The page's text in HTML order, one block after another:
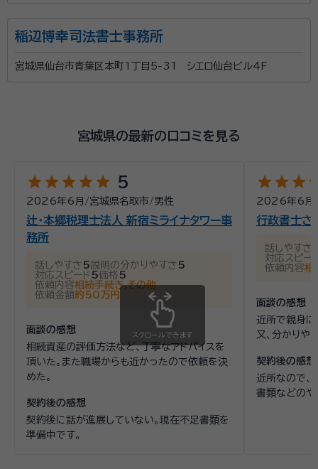
川漁業協同組合理事、仙台法務局古川支局（登記相談員、土地の所有者不
る業務、供託や公証関係に関するものから、人権擁護に
ただく際に心掛けていること ・じっくりお話を伺います
・専門用語ではなく「わかりやすい言葉」で対応いたしま
す ・お手続きに付随する業務整理等、ご納得いただける
お手続きをサポートいたします ■対応エリア 宮城県、岩
手県南、秋田県湯沢市周辺、山形県新庄周辺・最上地方
初回相談、2回目以降も相談料はいただきません。 電話
でのご相談も可能ですので、どうぞお気軽にお問い合
資格等：司法書士、行政書士 / 行政書士
所属団体： 宮城県司法書士会
稲辺博幸司法書士事務所
宮城県仙台市青葉区本町1丁目5-31 シエロ仙台ビル4F
宮城県の最新の口コミを見る
starstarstarstarstar 5
2026年6月 /宮城県名取市/男性
辻・本郷税理士法人 新宿ミライナタワー事
務所
話しやすさ 5説明の分かりやすさ 5
対応スピード 5価格 5
依頼内容相続手続き,その他
依頼金額約50万円
面談の感想
相続資産の評価方法など、丁寧なアドバイスを
頂いた。また職場からも近かったので依頼を決
めた。
契約後の感想
契約後に話が進展していない。現在不足書類を
準備中です。
starstarstar
2026年6月
行政書士さ
話しやすさ
対応スピー
依頼内容相
面談の感想
近所で親身に
又、分かりや
契約後の感想
近所なので、
書類などのや
スクロールできます